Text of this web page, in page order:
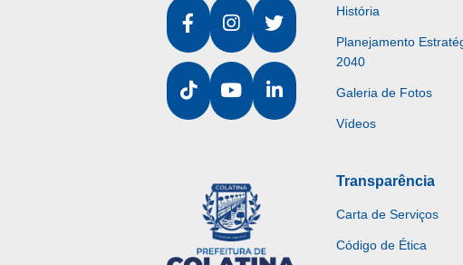
História
Planejamento
2040
Galeria de Fotos
Vídeos
Transparência
Carta de Serviços
Código de Ética